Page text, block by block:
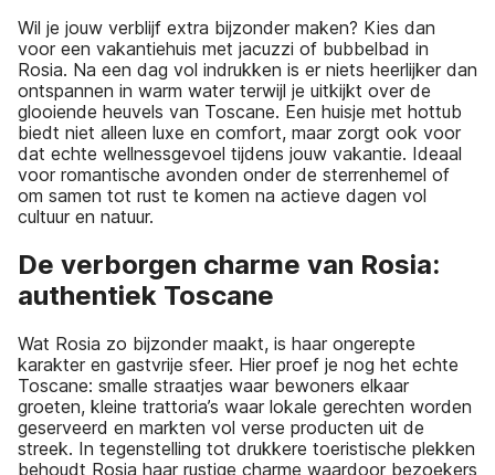
Wil je jouw verblijf extra bijzonder maken? Kies dan
voor een vakantiehuis met jacuzzi of bubbelbad in
Rosia. Na een dag vol indrukken is er niets heerlijker dan
ontspannen in warm water terwijl je uitkijkt over de
glooiende heuvels van Toscane. Een huisje met hottub
biedt niet alleen luxe en comfort, maar zorgt ook voor
dat echte wellnessgevoel tijdens jouw vakantie. Ideaal
voor romantische avonden onder de sterrenhemel of
om samen tot rust te komen na actieve dagen vol
cultuur en natuur.
De verborgen charme van Rosia:
authentiek Toscane
Wat Rosia zo bijzonder maakt, is haar ongerepte
karakter en gastvrije sfeer. Hier proef je nog het echte
Toscane: smalle straatjes waar bewoners elkaar
groeten, kleine trattoria’s waar lokale gerechten worden
geserveerd en markten vol verse producten uit de
streek. In tegenstelling tot drukkere toeristische plekken
behoudt Rosia haar rustige charme waardoor bezoekers